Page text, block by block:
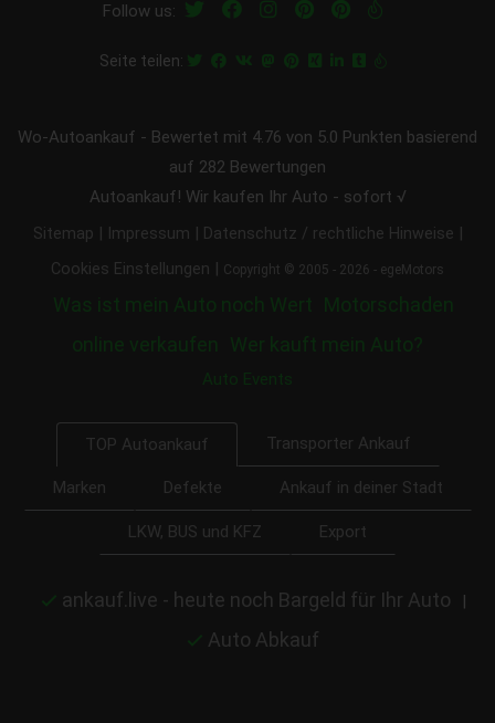
Follow us:
Seite teilen:
Wo-Autoankauf - Bewertet mit 4.76 von 5.0 Punkten basierend
auf 282 Bewertungen
Autoankauf! Wir kaufen Ihr Auto - sofort √
Sitemap Impressum Datenschutz / rechtliche Hinweise
Cookies Einstellungen Copyright © 2005 - 2026 - egeMotors
Was ist mein Auto noch Wert Motorschaden
online verkaufen
Wer kauft mein Auto?
Auto Events
TOP Autoankauf Transporter Ankauf
Marken Defekte Ankauf in deiner Stadt
LKW, BUS und KFZ Export
ankauf.live - heute noch Bargeld für Ihr Auto
Auto Abkauf